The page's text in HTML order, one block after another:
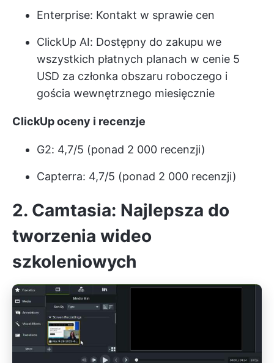
Enterprise: Kontakt w sprawie cen
ClickUp AI: Dostępny do zakupu we
wszystkich płatnych planach w cenie 5
USD za członka obszaru roboczego i
gościa wewnętrznego miesięcznie
ClickUp oceny i recenzje
G2: 4,7/5 (ponad 2 000 recenzji)
Capterra: 4,7/5 (ponad 2 000 recenzji)
2. Camtasia: Najlepsza do
tworzenia wideo
szkoleniowych